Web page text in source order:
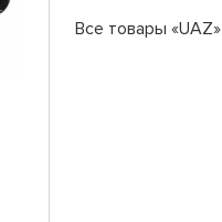
Все товары «UAZ»